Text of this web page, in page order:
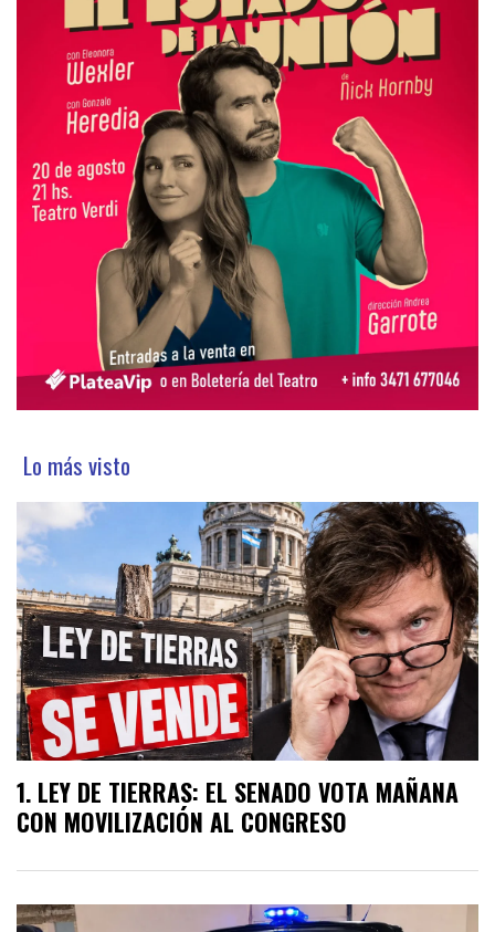
Lo más visto
LEY DE TIERRAS: EL SENADO VOTA MAÑANA
CON MOVILIZACIÓN AL CONGRESO